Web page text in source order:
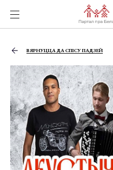
ВЯРНУЦЦА ДА СПІСУ ПАДЗЕЙ